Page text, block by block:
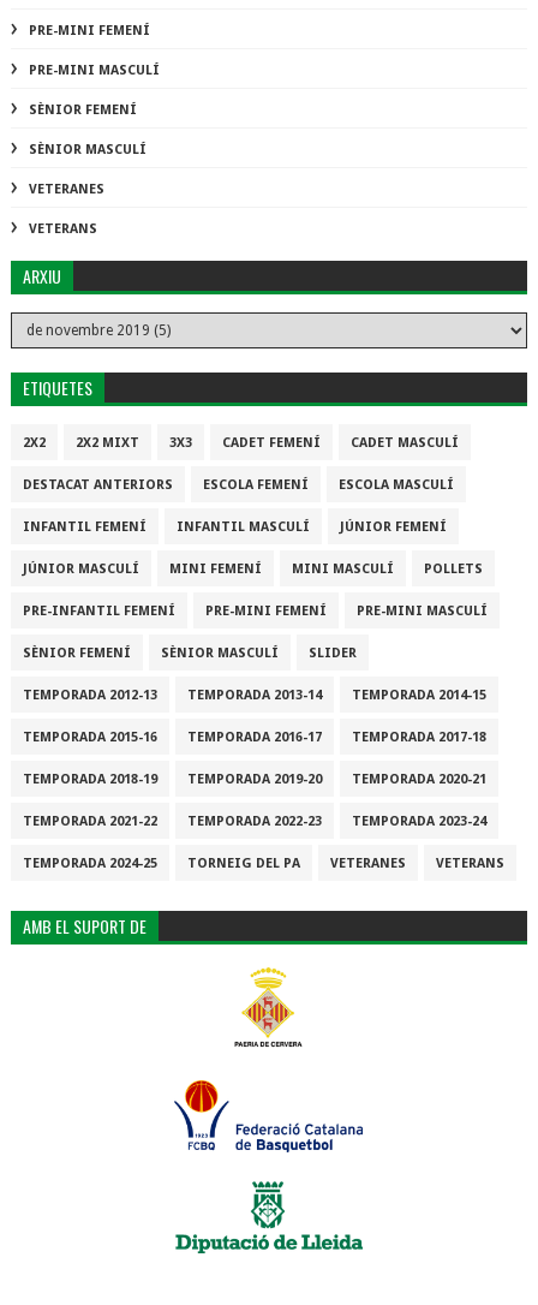
PRE-MINI FEMENÍ
PRE-MINI MASCULÍ
SÈNIOR FEMENÍ
SÈNIOR MASCULÍ
VETERANES
VETERANS
ARXIU
ETIQUETES
2X2 2X2 MIXT 3X3 CADET FEMENÍ CADET MASCULÍ
DESTACAT ANTERIORS ESCOLA FEMENÍ ESCOLA MASCULÍ
INFANTIL FEMENÍ INFANTIL MASCULÍ JÚNIOR FEMENÍ
JÚNIOR MASCULÍ MINI FEMENÍ MINI MASCULÍ POLLETS
PRE-INFANTIL FEMENÍ PRE-MINI FEMENÍ PRE-MINI MASCULÍ
SÈNIOR FEMENÍ SÈNIOR MASCULÍ SLIDER
TEMPORADA 2012-13 TEMPORADA 2013-14 TEMPORADA 2014-15
TEMPORADA 2015-16 TEMPORADA 2016-17 TEMPORADA 2017-18
TEMPORADA 2018-19 TEMPORADA 2019-20 TEMPORADA 2020-21
TEMPORADA 2021-22 TEMPORADA 2022-23 TEMPORADA 2023-24
TEMPORADA 2024-25 TORNEIG DEL PA VETERANES VETERANS
AMB EL SUPORT DE